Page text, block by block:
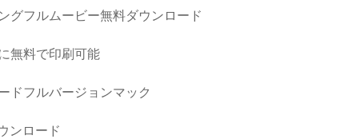
グフルムービー無料ダウンロード
無料で印刷可能
ドフルバージョンマック
ンロード